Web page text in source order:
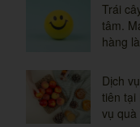
Trái
tâm.
hàng
Dịch
tiên tại
vụ quà